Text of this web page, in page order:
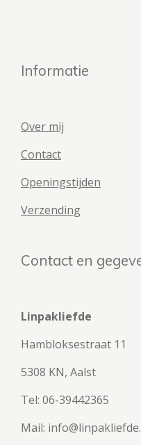
Informatie
Over mij
Contact
Openingstijden
Verzending
Contact en
Linpakliefde
Hambloksestraat 11
5308 KN, Aalst
Tel: 06-39442365
Mail: